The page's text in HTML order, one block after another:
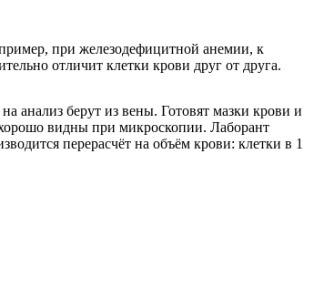
при железодефицитной анемии, к
отличит клетки крови друг от друга.
анализ берут из вены. Готовят мазки крови и
видны при микроскопии. Лаборант
перерасчёт на объём крови: клетки в 1